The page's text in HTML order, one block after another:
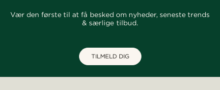
Vær den første til at få besked om nyheder, seneste trends
& særlige tilbud.
TILMELD DIG